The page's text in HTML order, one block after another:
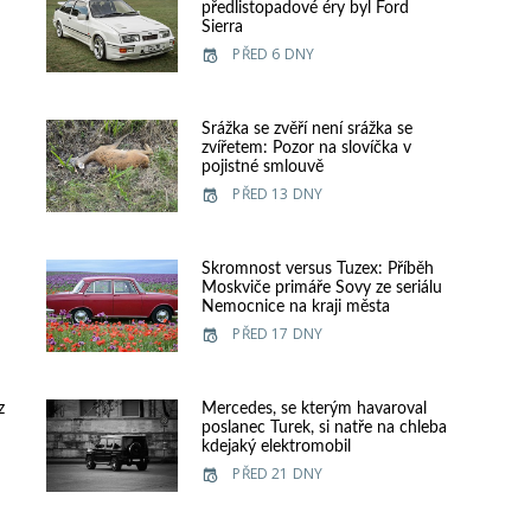
předlistopadové éry byl Ford
Sierra
PŘED 6 DNY
Srážka se zvěří není srážka se
zvířetem: Pozor na slovíčka v
pojistné smlouvě
PŘED 13 DNY
Skromnost versus Tuzex: Příběh
Moskviče primáře Sovy ze seriálu
Nemocnice na kraji města
PŘED 17 DNY
Mercedes, se kterým havaroval
poslanec Turek, si natře na chleba
kdejaký elektromobil
PŘED 21 DNY